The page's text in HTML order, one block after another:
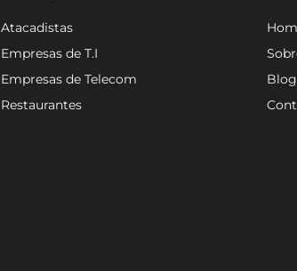
Atacadistas
Empresas de T.I
Empresas de Telecom
Restaurantes
Blog